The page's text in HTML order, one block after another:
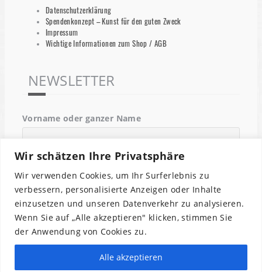
Wir schätzen Ihre Privatsphäre
Wir verwenden Cookies, um Ihr Surferlebnis zu
verbessern, personalisierte Anzeigen oder Inhalte
einzusetzen und unseren Datenverkehr zu analysieren.
Wenn Sie auf „Alle akzeptieren" klicken, stimmen Sie
der Anwendung von Cookies zu.
Alle akzeptieren
Datenschutzerklärung
Spendenkonzept – Kunst für den guten Zweck
Impressum
Wichtige Informationen zum Shop / AGB
NEWSLETTER
Vorname oder ganzer Name
Email
Indem Du fortfährst, akzeptierst Du unsere
Datenschutzerklärung.